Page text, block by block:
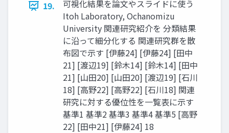
19.
可視化結果を論文やスライドに使う
Itoh Laboratory, Ochanomizu
University 関連研究紹介を 分類結果
に沿って細分化する 関連研究群を散
布図で示す [伊藤24] [伊藤24] [田中
21] [渡辺19] [鈴木14] [鈴木14] [田中
21] [山田20] [山田20] [渡辺19] [石川
18] [高野22] [高野22] [石川18] 関連
研究に対する優位性を一覧表に示す
基準1 基準2 基準3 基準4 基準5 [高野
22] [田中21] [伊藤24] 18